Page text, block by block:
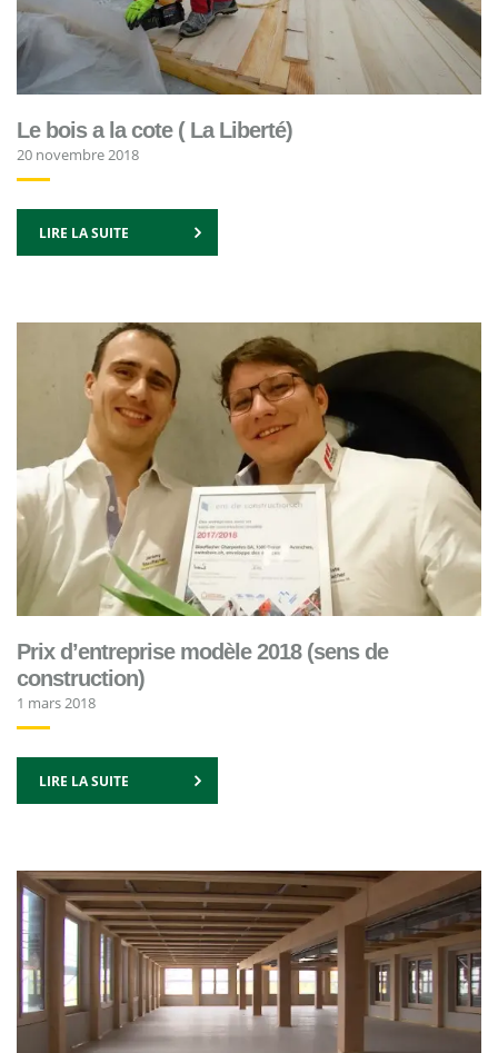
Le bois a la cote ( La Liberté)
20 novembre 2018
LIRE LA SUITE
Prix d’entreprise modèle 2018 (sens de
construction)
1 mars 2018
LIRE LA SUITE